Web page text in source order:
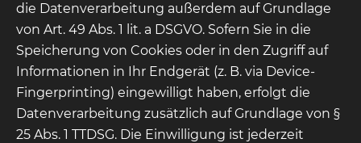
die Datenverarbeitung außerdem auf Grundlage
von Art. 49 Abs. 1 lit. a DSGVO. Sofern Sie in die
Speicherung von Cookies oder in den Zugriff auf
Informationen in Ihr Endgerät (z. B. via Device-
Fingerprinting) eingewilligt haben, erfolgt die
Datenverarbeitung zusätzlich auf Grundlage von §
25 Abs. 1 TTDSG. Die Einwilligung ist jederzeit